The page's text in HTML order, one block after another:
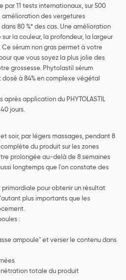
par 11 tests internationaux, sur 500
amélioration des vergetures
80 %* des cas. Une amélioration
la couleur, la profondeur, la largeur
sérum non gras permet à votre
que vous soyez la plus jolie des
grossesse. Phytolastil sérum
à 84% en complexe végétal
après application du PHYTOLASTIL
jours.
soir, par légers massages, pendant 8
du produit sur les zones
prolongée au-delà de 8 semaines
longtemps que l'on constate des
pour obtenir un résultat
plus importants que les
:
ampoule" et verser le contenu dans
totale du produit